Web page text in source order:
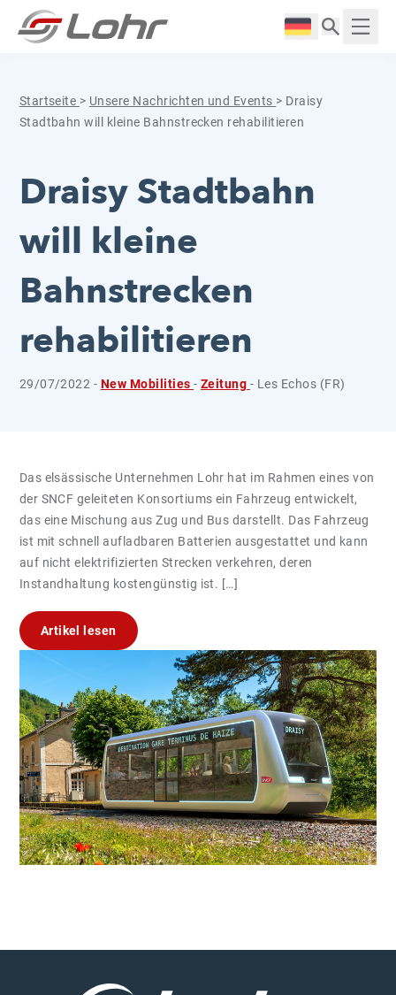
Zum Inhalt springen
Langue :
Startseite > Unsere Nachrichten und Events > Draisy
Stadtbahn will kleine Bahnstrecken rehabilitieren
Draisy Stadtbahn
will kleine
Bahnstrecken
rehabilitieren
29/07/2022 - New Mobilities-Zeitung - Les Echos (FR)
Das elsässische Unternehmen Lohr hat im Rahmen eines von
der SNCF geleiteten Konsortiums ein Fahrzeug entwickelt,
das eine Mischung aus Zug und Bus darstellt. Das Fahrzeug
ist mit schnell aufladbaren Batterien ausgestattet und kann
auf nicht elektrifizierten Strecken verkehren, deren
Instandhaltung kostengünstig ist. […]
Artikel lesen
Cookie-Einstellungen